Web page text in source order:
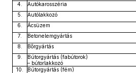
4.
Autókarosszéria
5.
Autólakkozó
6.
Ácsüzem
7.
Betonelemgyártás
8.
Bőrgyártás
9.
Bútorgyártás (fabútorok)
– bútorlakkozó
10.
Bútorgyártás (fém)